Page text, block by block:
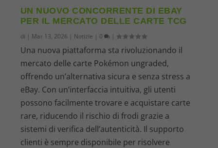
UN NUOVO CONCORRENTE DI EBAY
PER IL MERCATO DELLE CARTE TCG
di | Mar 13, 2026 | Notizie | 0 |
Una nuova piattaforma sta rivoluzionando il
mercato delle carte Pokémon ungraded,
offrendo un’alternativa sicura e senza stress a
eBay. Con un’interfaccia intuitiva, gli utenti
possono facilmente trovare e acquistare carte
rare, riducendo il rischio di frodi grazie a
sistemi di verifica dell’autenticità. Il supporto
clienti è sempre disponibile per risolvere